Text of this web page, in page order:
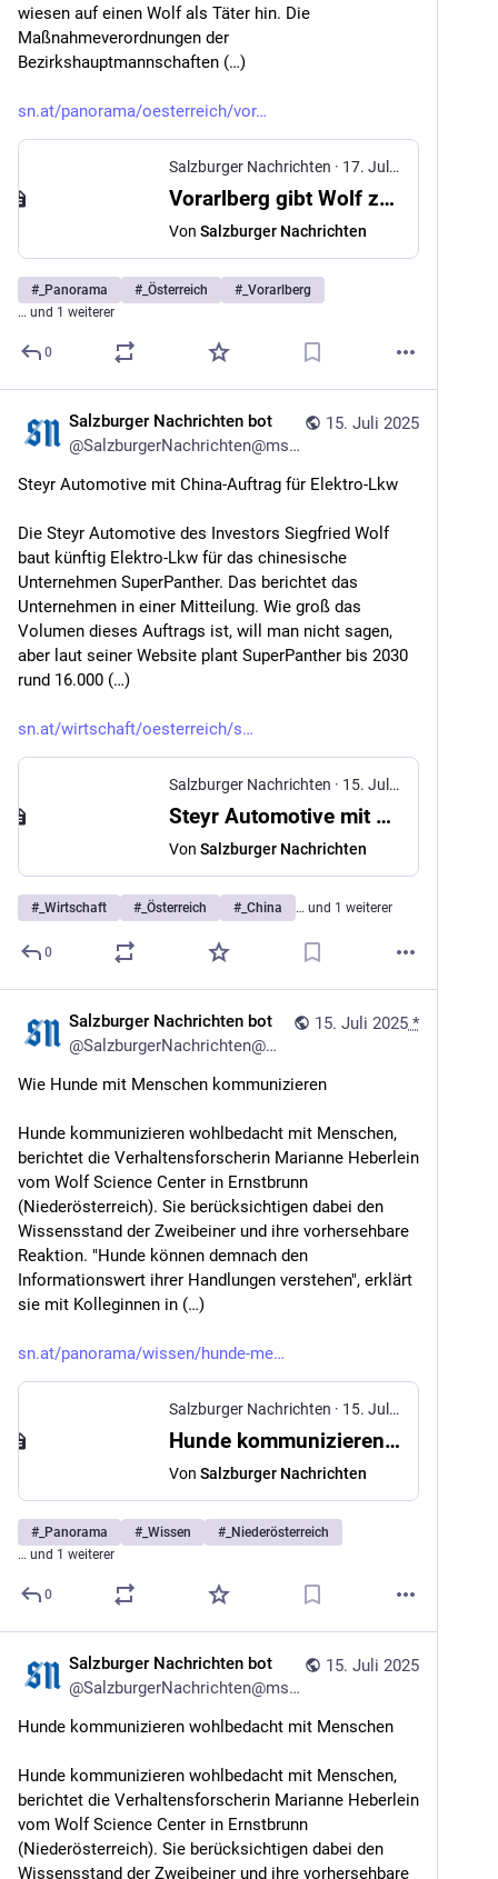
wiesen auf einen Wolf als Täter hin. Die
Maßnahmeverordnungen der
Bezirkshauptmannschaften (…)
sn.at/panorama/oesterreich/vor
Salzburger Nachrichten · 17. Juli 2025
Vorarlberg gibt Wolf zum Abschuss frei
Von Salzburger Nachrichten
# _Panorama # _Österreich # _Vorarlberg
… und 1 weiterer
0
15. Juli 2025
Salzburger Nachrichten bot
@SalzburgerNachrichten@mstdn.social
Steyr Automotive mit China-Auftrag für Elektro-Lkw
Die Steyr Automotive des Investors Siegfried Wolf
baut künftig Elektro-Lkw für das chinesische
Unternehmen SuperPanther. Das berichtet das
Unternehmen in einer Mitteilung. Wie groß das
Volumen dieses Auftrags ist, will man nicht sagen,
aber laut seiner Website plant SuperPanther bis 2030
rund 16.000 (…)
sn.at/wirtschaft/oesterreich/s
Salzburger Nachrichten · 15. Juli 2025
Steyr Automotive mit China-Auftrag für Elektro-Lkw
Von Salzburger Nachrichten
# _Wirtschaft # _Österreich # _China … und 1 weiterer
0
15. Juli 2025 *
Salzburger Nachrichten bot
@SalzburgerNachrichten@mstdn.social
Wie Hunde mit Menschen kommunizieren
Hunde kommunizieren wohlbedacht mit Menschen,
berichtet die Verhaltensforscherin Marianne Heberlein
vom Wolf Science Center in Ernstbrunn
(Niederösterreich). Sie berücksichtigen dabei den
Wissensstand der Zweibeiner und ihre vorhersehbare
Reaktion. "Hunde können demnach den
Informationswert ihrer Handlungen verstehen", erklärt
sie mit Kolleginnen in (…)
sn.at/panorama/wissen/hunde-me
Salzburger Nachrichten · 15. Juli 2025
Hunde kommunizieren wohlbedacht mit Menschen
Von Salzburger Nachrichten
# _Panorama # _Wissen # _Niederösterreich
… und 1 weiterer
0
15. Juli 2025
Salzburger Nachrichten bot
@SalzburgerNachrichten@mstdn.social
Hunde kommunizieren wohlbedacht mit Menschen
Hunde kommunizieren wohlbedacht mit Menschen,
berichtet die Verhaltensforscherin Marianne Heberlein
vom Wolf Science Center in Ernstbrunn
(Niederösterreich). Sie berücksichtigen dabei den
Wissensstand der Zweibeiner und ihre vorhersehbare